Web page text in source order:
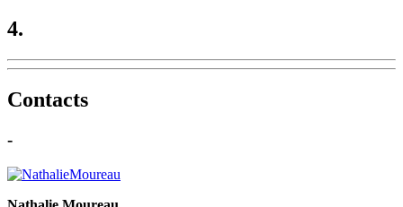
4.
Contacts
-